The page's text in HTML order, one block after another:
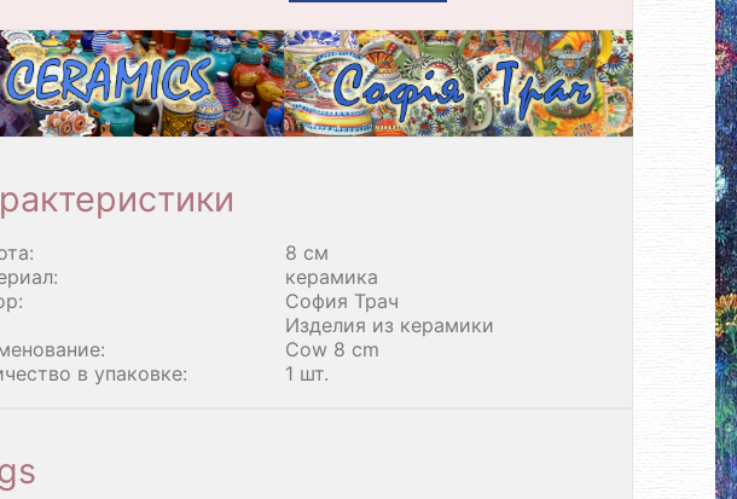
8 см
керамика
София Трач
Изделия из керамики
Cow 8 cm
в упаковке:
1 шт.